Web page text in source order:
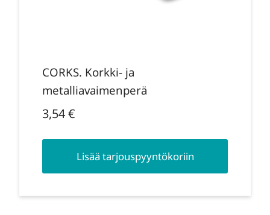
CORKS. Korkki- ja
metalliavaimenperä
3,54€
Lisää tarjouspyyntökoriin